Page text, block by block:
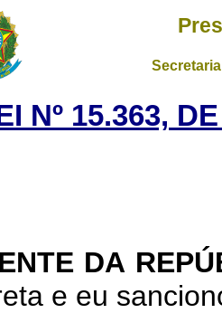
Nº 15.363,
DA
e eu